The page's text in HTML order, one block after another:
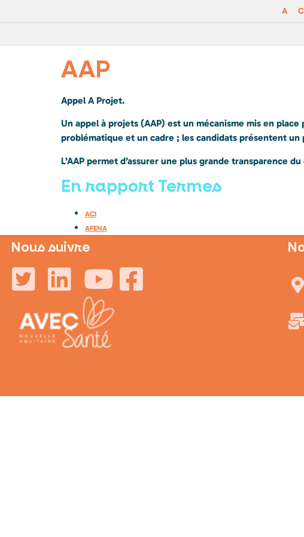
A C
AAP
Appel A Projet.
Un appel à projets (AAP) est un mécanisme mis en
problématique et un cadre ; les candidats présentent
L’AAP permet d’assurer une plus grande transparence
En rapport Termes
ACI
AFENA
Nous suivre